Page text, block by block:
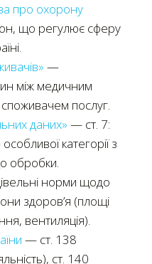
про охорону
що регулює сферу
—
між медичним
послуг.
даних» — ст. 7:
категорії з
обробки.
норми щодо
здоров’я (площі
вентиляція).
— ст. 138
ст. 140